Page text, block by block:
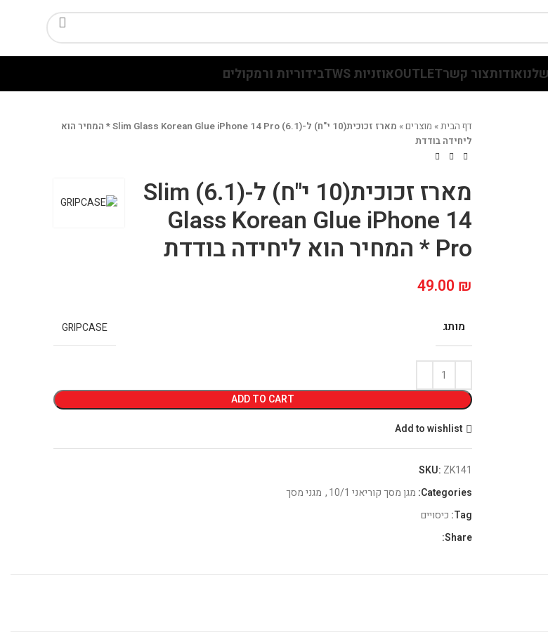
אודותצור קשרOUTLETאוזניות TWS בידוריות ורמקולים
דף הבית» מוצרים»
מארז זכוכית(10 י"ח) ל-(6.1) Slim Glass Korean Glue iPhone 14 Pro * המחיר הוא
ליחידה בודדת
מארז זכוכית(10 י"ח) ל-(6.1) Slim
Glass Korean Glue iPhone 14
Pro * המחיר הוא ליחידה בודדת
49.00 ₪
מותג GRIPCASE
ADD TO CART
Add to wishlist
SKU: ZK141
Categories: מגן מסך קוריאני 10/1 , מגני מסך
Tag: כיסויים
Share: